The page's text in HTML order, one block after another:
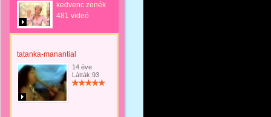
kedvenc zenék
481 videó
tatanka-manantial
14 éve
Látták:93